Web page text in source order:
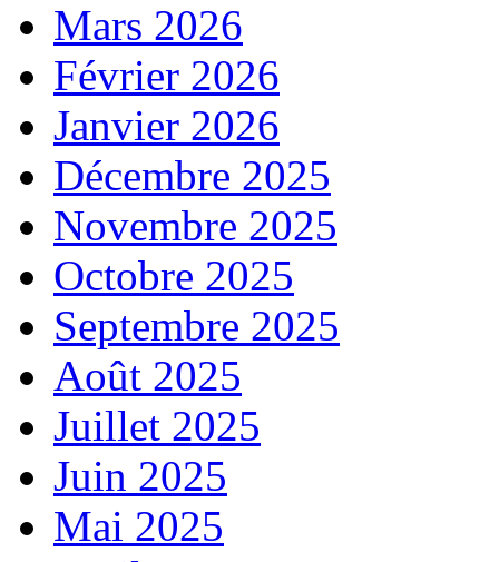
Mars 2026
Février 2026
Janvier 2026
Décembre 2025
Novembre 2025
Octobre 2025
Septembre 2025
Août 2025
Juillet 2025
Juin 2025
Mai 2025